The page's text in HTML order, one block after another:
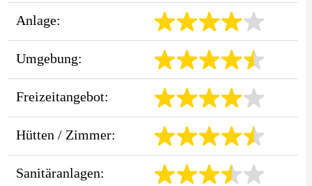
Anlage:
Umgebung:
Freizeitangebot:
Hütten / Zimmer:
Sanitäranlagen: